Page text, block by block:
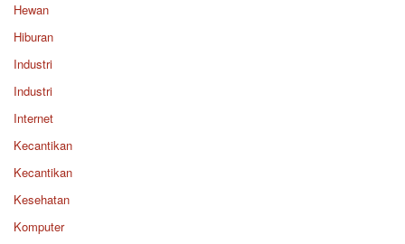
Hewan
Hiburan
Industri
Industri
Internet
Kecantikan
Kecantikan
Kesehatan
Komputer